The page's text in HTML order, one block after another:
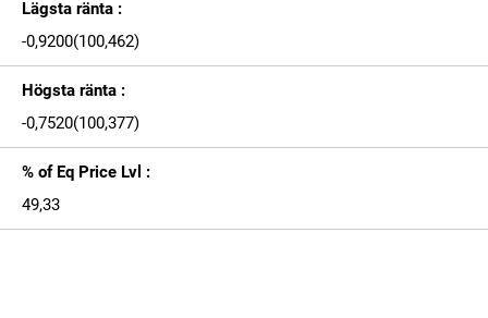
Lägsta ränta :
-0,9200(100,462)
Högsta ränta :
-0,7520(100,377)
% of Eq Price Lvl :
49,33